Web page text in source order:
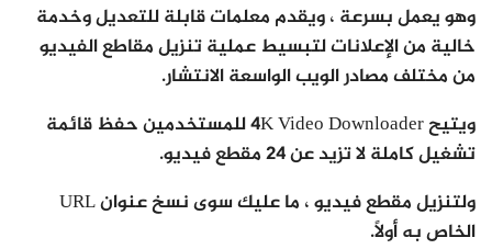
وهو يعمل بسرعة ، ويقدم معلمات قابلة للتعديل وخدمة
خالية من الإعلانات لتبسيط عملية تنزيل مقاطع الفيديو
من مختلف مصادر الويب الواسعة الانتشار.
ويتيح 4K Video Downloader للمستخدمين حفظ قائمة
تشغيل كاملة لا تزيد عن 24 مقطع فيديو.
ولتنزيل مقطع فيديو ، ما عليك سوى نسخ عنوان URL
الخاص به أولاً.